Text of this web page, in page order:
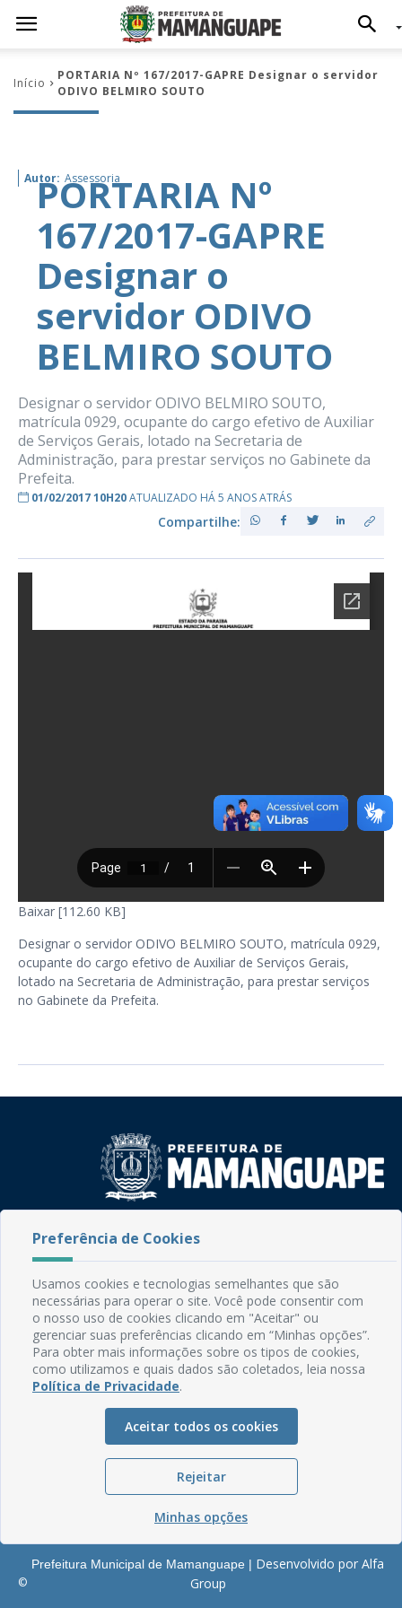
Início
PORTARIA Nº 167/2017-GAPRE Designar o servidor
ODIVO BELMIRO SOUTO
Autor: Assessoria
PORTARIA Nº
167/2017-GAPRE
Designar o
servidor ODIVO
BELMIRO SOUTO
Designar o servidor ODIVO BELMIRO SOUTO,
matrícula 0929, ocupante do cargo efetivo de Auxiliar
de Serviços Gerais, lotado na Secretaria de
Administração, para prestar serviços no Gabinete da
Prefeita.
01/02/2017 10H20ATUALIZADO HÁ 5 ANOS ATRÁS
Compartilhe:
Baixar [112.60 KB]
Designar o servidor ODIVO BELMIRO SOUTO, matrícula 0929,
ocupante do cargo efetivo de Auxiliar de Serviços Gerais,
lotado na Secretaria de Administração, para prestar serviços
no Gabinete da Prefeita.
CEP: 58.280-000 - Mamanguape/PB
Email: comunicacao@mamanguape.pb.gov.br
Expediente: Segunda à Sexta, das 08h às 13h
Mapa do Site
Perguntas frequentes
Glossário
Serviços Internos
©
Prefeitura Municipal de Mamanguape | Desenvolvido por Alfa
Group
Preferência de Cookies
Usamos cookies e tecnologias semelhantes que são
necessárias para operar o site. Você pode consentir com
o nosso uso de cookies clicando em "Aceitar" ou
gerenciar suas preferências clicando em “Minhas opções”.
Para obter mais informações sobre os tipos de cookies,
como utilizamos e quais dados são coletados, leia nossa
Política de Privacidade.
Aceitar todos os cookies
Rejeitar
Minhas opções